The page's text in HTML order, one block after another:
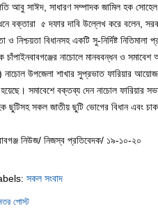
আবু সাঈদ, সাধারণ সম্পাদক জামিল হক
বক্তারা ৫ দফার দাবি উল্লেখ করে বলেন,
ও নিশ্চয়তা বিধানসহ একটি সু-নির্দিষ্ট
চাঁপাইনবাবগঞ্জের নাচোলে মানববন্ধন ও সমাবেশ
নাচোল উপজেলা শাখার সুপ্রভাত ফারিয়ার
সমাবেশে বক্তব্য দেন নাচোল ফারিয়ার
ছুটিসহ সকল জাতীয় ছুটি ভোগের বিধান এবং
নিউজ/ নিজস্ব প্রতিবেদক/ ১৯-১০-২০
সকল সংবাদ
পোস্ট